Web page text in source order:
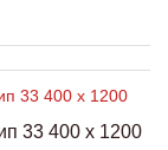
33 400 x 1200